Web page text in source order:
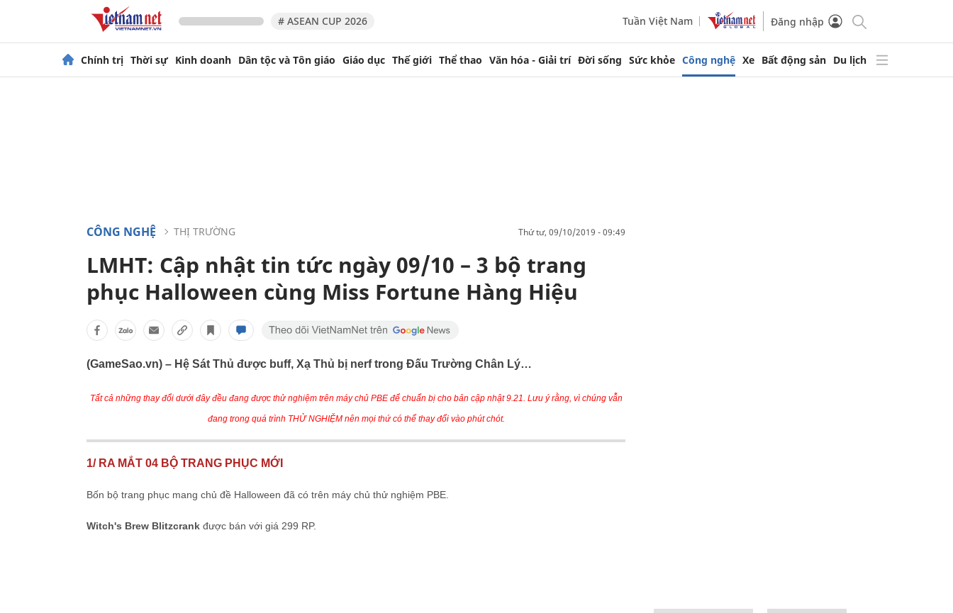
# ASEAN CUP 2026 Tuần Việt Nam Đăng nhập
Chính trị Thời sự Kinh doanh Dân tộc và Tôn giáo Giáo dục Thế giới Thể thao Văn hóa - Giải trí Đời sống Sức khỏe Công nghệ Xe Bất động sản Du lịch
CÔNG NGHỆ THỊ TRƯỜNG thứ tư, 09/10/2019 - 09:49
LMHT: Cập nhật tin tức ngày 09/10 – 3 bộ trang
phục Halloween cùng Miss Fortune Hàng Hiệu
(GameSao.vn) – Hệ Sát Thủ được buff, Xạ Thủ bị nerf trong Đấu Trường Chân Lý…
Tất cả những thay đổi dưới đây đều đang được thử nghiệm trên máy chủ PBE để chuẩn bị cho bản cập nhật 9.21. Lưu ý rằng, vì chúng vẫn
đang trong quá trình THỬ NGHIỆM nên mọi thứ có thể thay đổi vào phút chót.
1/ RA MẮT 04 BỘ TRANG PHỤC MỚI
Bốn bộ trang phục mang chủ đề Halloween đã có trên máy chủ thử nghiệm PBE.
Witch's Brew Blitzcrank được bán với giá 299 RP.